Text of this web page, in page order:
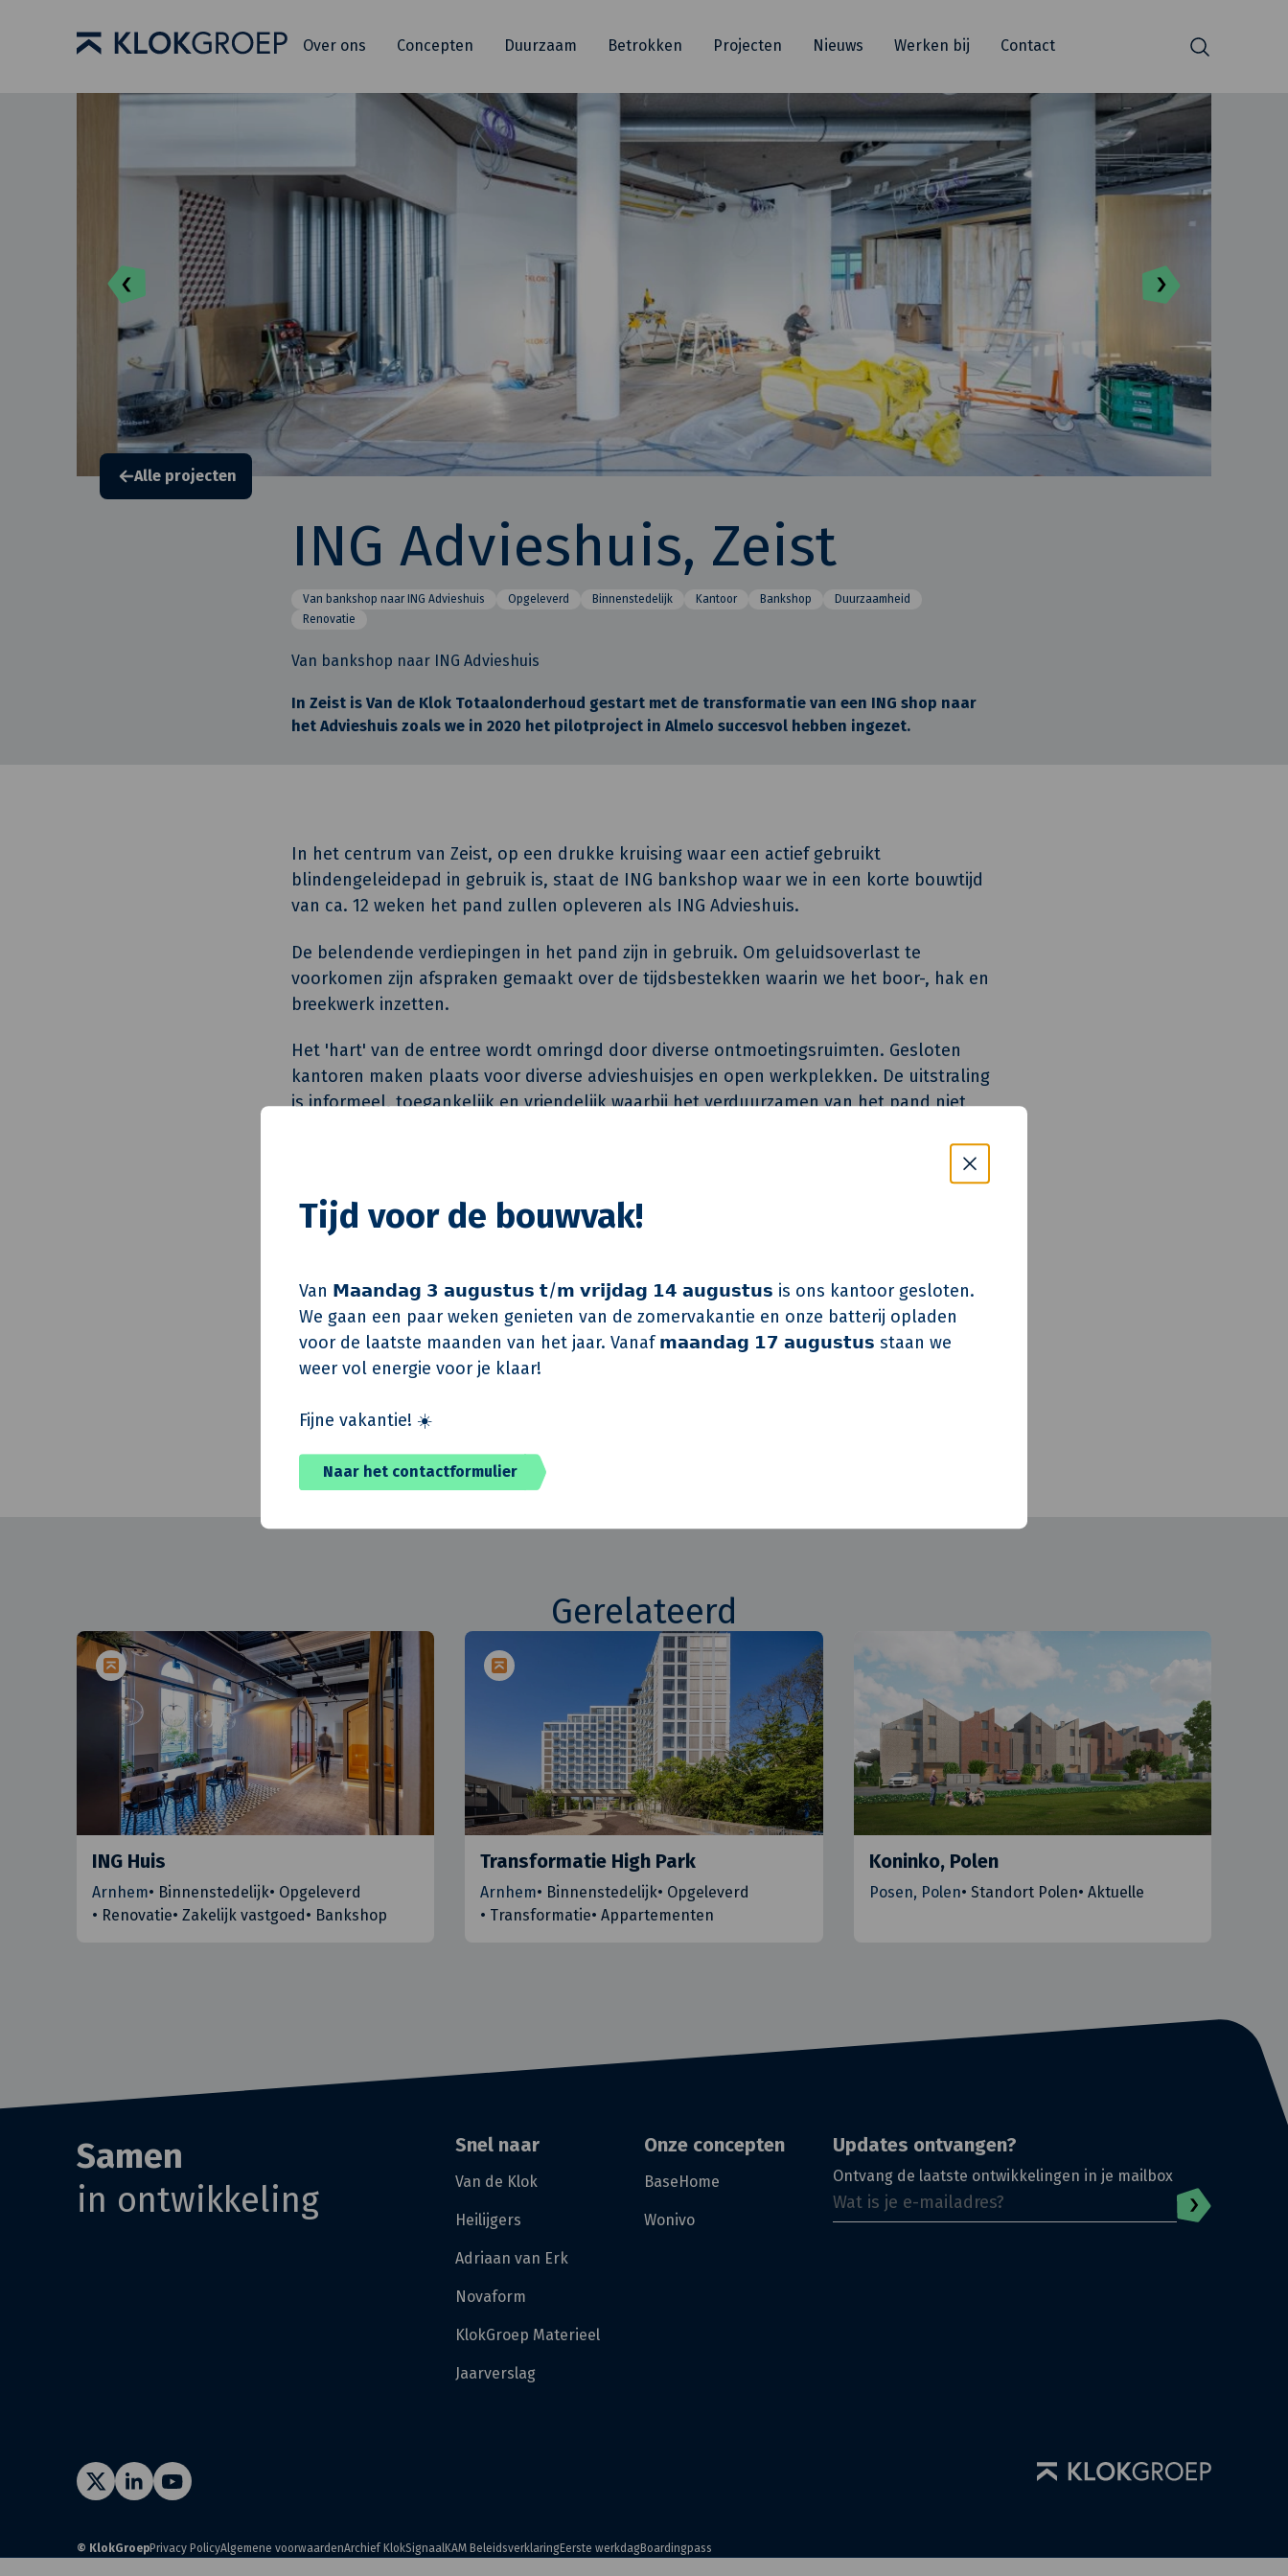
Tijd voor de bouwvak!
Van 𝗠𝗮𝗮𝗻𝗱𝗮𝗴 𝟯 𝗮𝘂𝗴𝘂𝘀𝘁𝘂𝘀 𝘁/𝗺 𝘃𝗿𝗶𝗷𝗱𝗮𝗴 𝟭𝟰 𝗮𝘂𝗴𝘂𝘀𝘁𝘂𝘀 is ons kantoor gesloten.
We gaan een paar weken genieten van de zomervakantie en onze batterij opladen
voor de laatste maanden van het jaar. Vanaf 𝗺𝗮𝗮𝗻𝗱𝗮𝗴 𝟭𝟳 𝗮𝘂𝗴𝘂𝘀𝘁𝘂𝘀 staan we
weer vol energie voor je klaar!
Fijne vakantie! ☀️
Naar het contactformulier
Over ons Concepten Duurzaam Betrokken Projecten Nieuws Werken bij Contact Zoeken
Alle projecten
ING Advieshuis, Zeist
Van bankshop naar ING Advieshuis Opgeleverd Binnenstedelijk Kantoor Bankshop
Duurzaamheid
Renovatie
Van bankshop naar ING Advieshuis
In Zeist is Van de Klok Totaalonderhoud gestart met de transformatie van een ING shop naar
het Advieshuis zoals we in 2020 het pilotproject in Almelo succesvol hebben ingezet.
In het centrum van Zeist, op een drukke kruising waar een actief gebruikt
blindengeleidepad in gebruik is, staat de ING bankshop waar we in een korte bouwtijd
van ca. 12 weken het pand zullen opleveren als ING Advieshuis.
De belendende verdiepingen in het pand zijn in gebruik. Om geluidsoverlast te
voorkomen zijn afspraken gemaakt over de tijdsbestekken waarin we het boor-, hak en
breekwerk inzetten.
Het 'hart' van de entree wordt omringd door diverse ontmoetingsruimten. Gesloten
kantoren maken plaats voor diverse advieshuisjes en open werkplekken. De uitstraling
is informeel, toegankelijk en vriendelijk waarbij het verduurzamen van het pand niet
Architect
INBO Architecten / T. Oudijk
Directievoerder
CBRE / Dennis Sastroredjo
Installatie-adviseur
Oplevering
Gerelateerd
ING Huis
Arnhem• Binnenstedelijk• Opgeleverd
• Renovatie• Zakelijk vastgoed• Bankshop
Transformatie High Park
Arnhem• Binnenstedelijk• Opgeleverd
• Transformatie•Appartementen
Koninko, Polen
Posen, Polen• Standort Polen• Aktuelle
Samen
in ontwikkeling
Snel naar
Van de Klok
Heilijgers
Adriaan van Erk
Novaform
KlokGroep Materieel
Jaarverslag
Onze concepten
BaseHome
Wonivo
Updates ontvangen?
Ontvang de laatste ontwikkelingen in je mailbox
© KlokGroepPrivacy PolicyAlgemene voorwaardenArchief KlokSignaalKAM BeleidsverklaringEerste werkdagBoardingpass